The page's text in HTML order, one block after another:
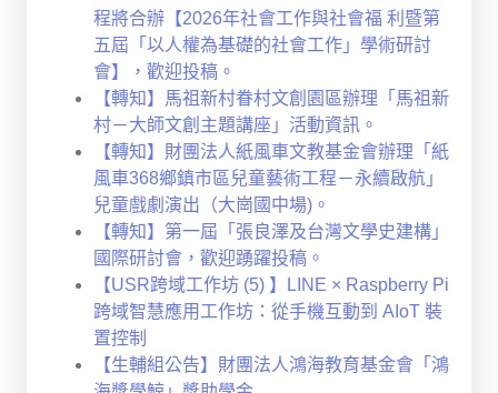
程將合辦【2026年社會工作與社會福 利暨第
五屆「以人權為基礎的社會工作」學術研討
會】，歡迎投稿。
【轉知】馬祖新村眷村文創園區辦理「馬祖新
村－大師文創主題講座」活動資訊。
【轉知】財團法人紙風車文教基金會辦理「紙
風車368鄉鎮市區兒童藝術工程－永續啟航」
兒童戲劇演出（大崗國中場)。
【轉知】第一屆「張良澤及台灣文學史建構」
國際研討會，歡迎踴躍投稿。
【USR跨域工作坊 (5) 】LINE × Raspberry Pi
跨域智慧應用工作坊：從手機互動到 AIoT 裝
置控制
【生輔組公告】財團法人鴻海教育基金會「鴻